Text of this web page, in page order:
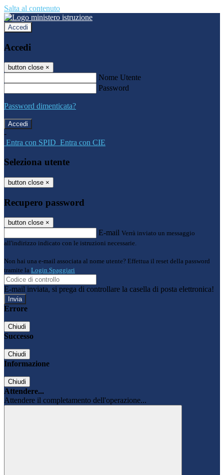
Salta al contenuto
Accedi
Accedi
button close ×
Nome Utente
Password
Password dimenticata?
-
Entra con SPID Entra con CIE
Seleziona utente
button close ×
Recupero password
button close ×
E-mail Verrà inviato un messaggio
all'indirizzo indicato con le istruzioni necessarie.
Non hai una e-mail associata al nome utente? Effettua il reset della password
tramite la Login Spaggiari
E-mail inviata, si prega di controllare la casella di posta elettronica!
Errore
Chiudi
Successo
Chiudi
Informazione
Chiudi
Attendere...
Attendere il completamento dell'operazione...